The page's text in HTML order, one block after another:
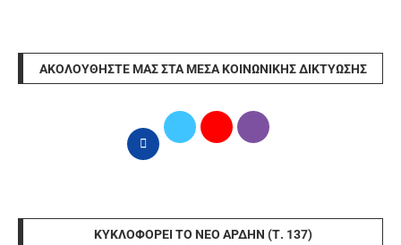
ΑΚΟΛΟΥΘΉΣΤΕ ΜΑΣ ΣΤΑ ΜΈΣΑ ΚΟΙΝΩΝΙΚΉΣ ΔΙΚΤΎΩΣΗΣ
ΚΥΚΛΟΦΟΡΕΊ ΤΟ ΝΈΟ ΆΡΔΗΝ (Τ. 137)